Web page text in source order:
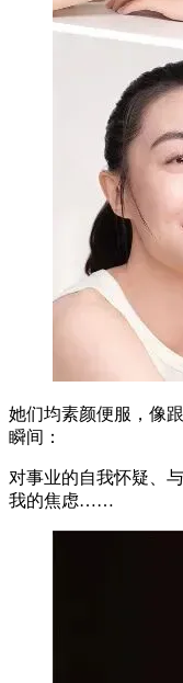
她们均素颜便服，像
瞬间：
对事业的自我怀疑、
我的焦虑……